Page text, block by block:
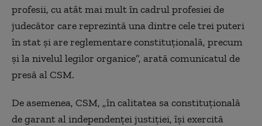
profesii, cu atât mai mult în cadrul profesiei de
judecător care reprezintă una dintre cele trei puteri
în stat și are reglementare constituțională, precum
și la nivelul legilor organice”, arată comunicatul de
presă al CSM.
De asemenea, CSM, „în calitatea sa constituțională
de garant al independenței justiției, își exercită